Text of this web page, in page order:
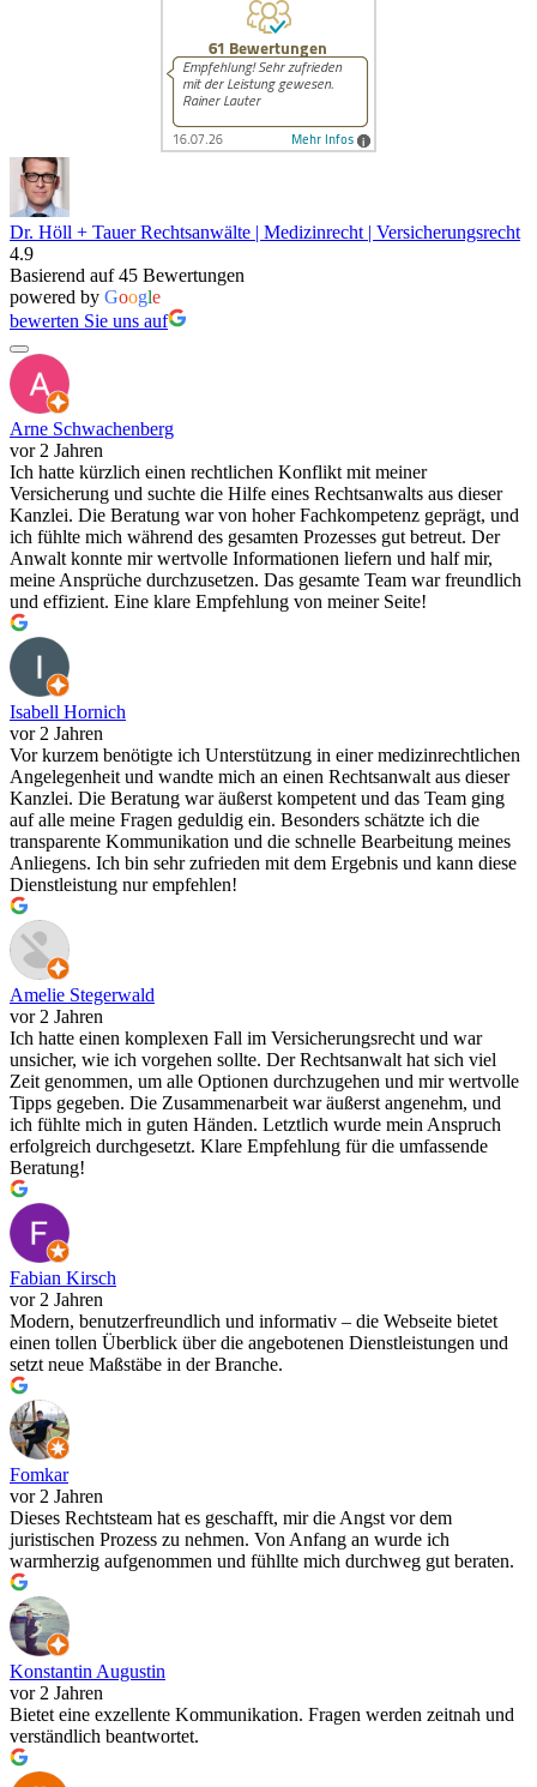
Dr. Höll + Tauer Rechtsanwälte | Medizinrecht | Versicherungsrecht
4.9
Basierend auf 45 Bewertungen
powered by Google
bewerten Sie uns auf
Arne Schwachenberg
vor 2 Jahren
Ich hatte kürzlich einen rechtlichen Konflikt mit meiner
Versicherung und suchte die Hilfe eines Rechtsanwalts aus dieser
Kanzlei. Die Beratung war von hoher Fachkompetenz geprägt, und
ich fühlte mich während des gesamten Prozesses gut betreut. Der
Anwalt konnte mir wertvolle Informationen liefern und half mir,
meine Ansprüche durchzusetzen. Das gesamte Team war freundlich
und effizient. Eine klare Empfehlung von meiner Seite!
Isabell Hornich
vor 2 Jahren
Vor kurzem benötigte ich Unterstützung in einer medizinrechtlichen
Angelegenheit und wandte mich an einen Rechtsanwalt aus dieser
Kanzlei. Die Beratung war äußerst kompetent und das Team ging
auf alle meine Fragen geduldig ein. Besonders schätzte ich die
transparente Kommunikation und die schnelle Bearbeitung meines
Anliegens. Ich bin sehr zufrieden mit dem Ergebnis und kann diese
Dienstleistung nur empfehlen!
Amelie Stegerwald
vor 2 Jahren
Ich hatte einen komplexen Fall im Versicherungsrecht und war
unsicher, wie ich vorgehen sollte. Der Rechtsanwalt hat sich viel
Zeit genommen, um alle Optionen durchzugehen und mir wertvolle
Tipps gegeben. Die Zusammenarbeit war äußerst angenehm, und
ich fühlte mich in guten Händen. Letztlich wurde mein Anspruch
erfolgreich durchgesetzt. Klare Empfehlung für die umfassende
Beratung!
Fabian Kirsch
vor 2 Jahren
Modern, benutzerfreundlich und informativ – die Webseite bietet
einen tollen Überblick über die angebotenen Dienstleistungen und
setzt neue Maßstäbe in der Branche.
Fomkar
vor 2 Jahren
Dieses Rechtsteam hat es geschafft, mir die Angst vor dem
juristischen Prozess zu nehmen. Von Anfang an wurde ich
warmherzig aufgenommen und fühllte mich durchweg gut beraten.
Konstantin Augustin
vor 2 Jahren
Bietet eine exzellente Kommunikation. Fragen werden zeitnah und
verständlich beantwortet.